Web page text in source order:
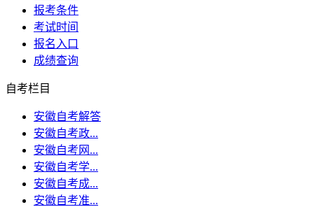
报考条件
考试时间
报名入口
成绩查询
自考栏目
安徽自考解答
安徽自考政...
安徽自考网...
安徽自考学...
安徽自考成...
安徽自考准...